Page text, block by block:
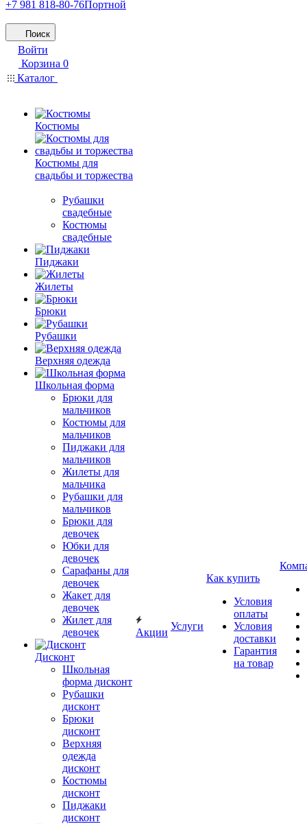
+7 981 818-80-76Портной
Поиск
Войти
Корзина 0
Каталог
Костюмы
Костюмы для
свадьбы и торжества
Рубашки
свадебные
Костюмы
свадебные
Пиджаки
Жилеты
Брюки
Рубашки
Верхняя одежда
Школьная форма
Брюки для
мальчиков
Костюмы для
мальчиков
Пиджаки для
мальчиков
Жилеты для
мальчика
Рубашки для
мальчиков
Брюки для
девочек
Юбки для
девочек
Сарафаны для
девочек
Жакет для
девочек
Жилет для
девочек
Дисконт
Школьная
форма дисконт
Рубашки
дисконт
Брюки
дисконт
Верхняя
одежда
дисконт
Костюмы
дисконт
Пиджаки
дисконт
Акции
Услуги
Как купить
Условия
оплаты
Условия
доставки
Гарантия
на товар